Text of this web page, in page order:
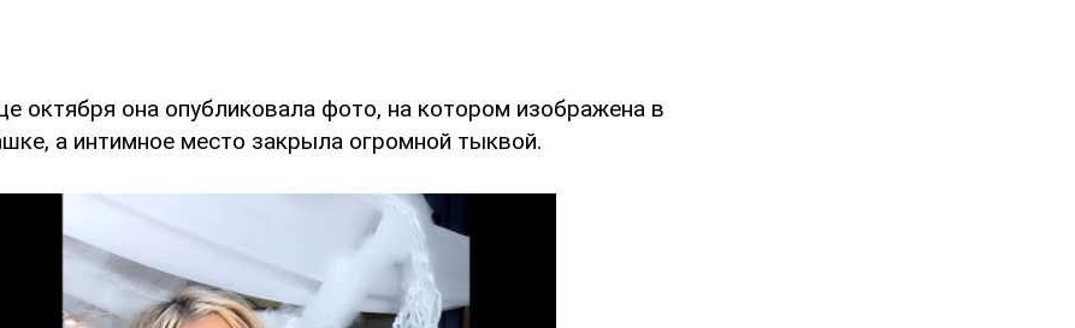
октября она опубликовала фото, на котором изображена в
а интимное место закрыла огромной тыквой.